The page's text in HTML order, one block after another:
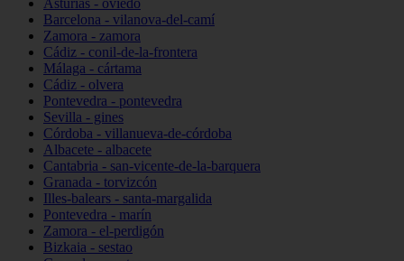
Asturias - oviedo
Barcelona - vilanova-del-camí
Zamora - zamora
Cádiz - conil-de-la-frontera
Málaga - cártama
Cádiz - olvera
Pontevedra - pontevedra
Sevilla - gines
Córdoba - villanueva-de-córdoba
Albacete - albacete
Cantabria - san-vicente-de-la-barquera
Granada - torvizcón
Illes-balears - santa-margalida
Pontevedra - marín
Zamora - el-perdigón
Bizkaia - sestao